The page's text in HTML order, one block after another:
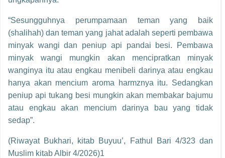
“Sesungguhnya perumpamaan teman yang baik
(shalihah) dan teman yang jahat adalah seperti pembawa
minyak wangi dan peniup api pandai besi. Pembawa
minyak wangi mungkin akan mencipratkan minyak
wanginya itu atau engkau menibeli darinya atau engkau
hanya akan mencium aroma harmznya itu. Sedangkan
peniup api tukang besi mungkin akan membakar bajumu
atau engkau akan mencium darinya bau yang tidak
sedap”.
(Riwayat Bukhari, kitab Buyuu’, Fathul Bari 4/323 dan
Muslim kitab Albir 4/2026)1